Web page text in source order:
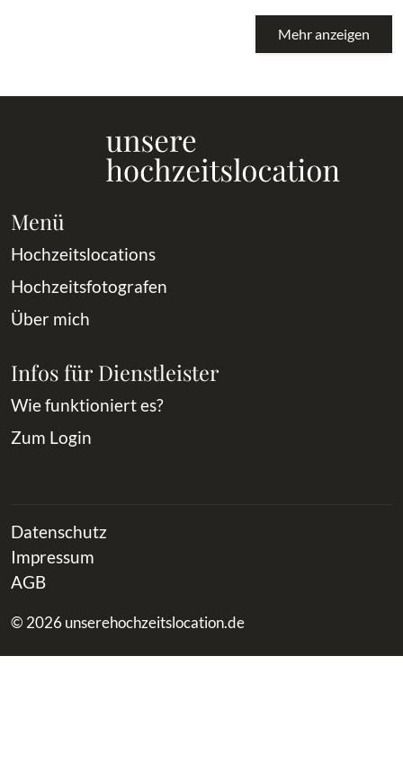
Mehr anzeigen
Menü
Hochzeitslocations
Hochzeitsfotografen
Über mich
Infos für Dienstleister
Wie funktioniert es?
Zum Login
Datenschutz
Impressum
AGB
© 2026 unserehochzeitslocation.de